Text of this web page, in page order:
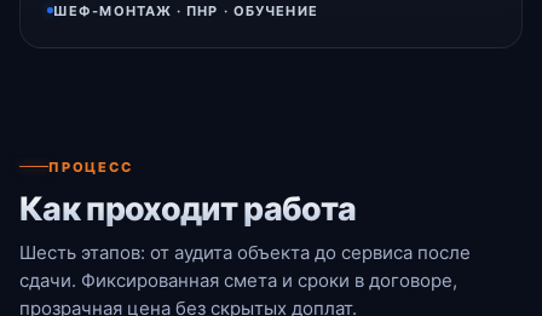
ШЕФ-МОНТАЖ · ПНР · ОБУЧЕНИЕ
ПРОЦЕСС
Как проходит работа
Шесть этапов: от аудита объекта до сервиса после
сдачи. Фиксированная смета и сроки в договоре,
прозрачная цена без скрытых доплат.